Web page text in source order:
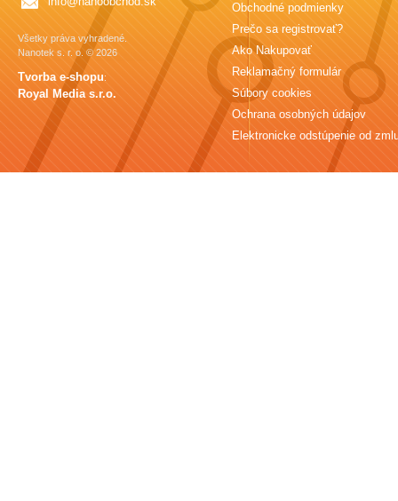
Všetky práva vyhradené.
Nanotek s. r. o. © 2026
Tvorba e-shopu:
Royal Media s.r.o.
Obchodné podmienky
Prečo sa registrovať?
Ako Nakupovať
Reklamačný formulár
Súbory cookies
Ochrana osobných údajov
Elektronicke odstúpenie od